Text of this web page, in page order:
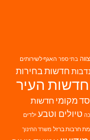
בתי ספר האגף לשירותים
חדשות בחירות
חדשות העיר
מקומי חדשות
טיולים וטבע ילדים
חרבות ברזל משרד החינוך